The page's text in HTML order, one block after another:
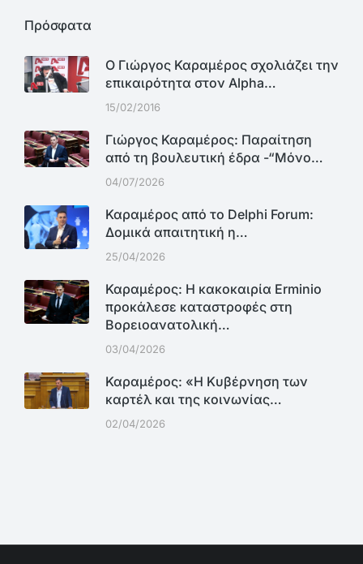
Πρόσφατα
Ο Γιώργος Καραμέρος σχολιάζει την
επικαιρότητα στον Alpha…
15/02/2016
Γιώργος Καραμέρος: Παραίτηση
από τη βουλευτική έδρα -“Μόνο…
04/07/2026
Καραμέρος από το Delphi Forum:
Δομικά απαιτητική η…
25/04/2026
Καραμέρος: Η κακοκαιρία Erminio
προκάλεσε καταστροφές στη
Βορειοανατολική…
03/04/2026
Καραμέρος: «Η Κυβέρνηση των
καρτέλ και της κοινωνίας…
02/04/2026